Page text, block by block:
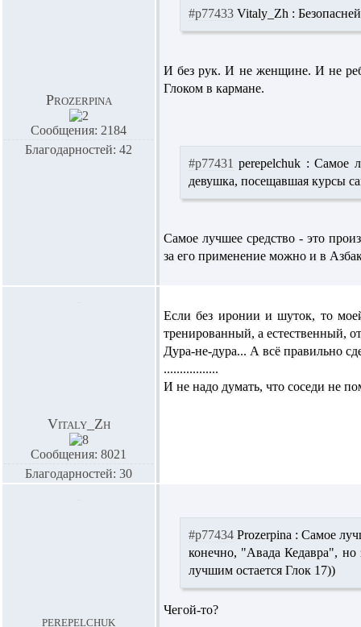
Prozerpina
Сообщения: 2184
Благодарностей: 42
#p77433 Vitaly_Zh :
И без рук. И не женщине. И не
Глоком в кармане.
#p77431 perepelchuk : Самое
девушка, посещавшая курсы
Самое лучшее средство - это
за его применение можно и в
Vitaly_Zh
Сообщения: 8021
Благодарностей: 30
Если без иронии и шуток, то
тренированный, а естественный,
Дура-не-дура... А всё правильно
.................
И не надо думать, что соседи не
perepelchuk
#p77434 Prozerpina : Самое
конечно, "Авада Кедавра",
лучшим остается Глок 17))
Чегой-то?